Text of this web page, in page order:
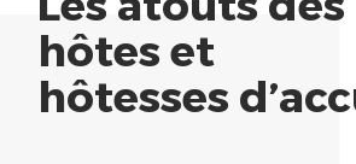
hôtes et
hôtesses